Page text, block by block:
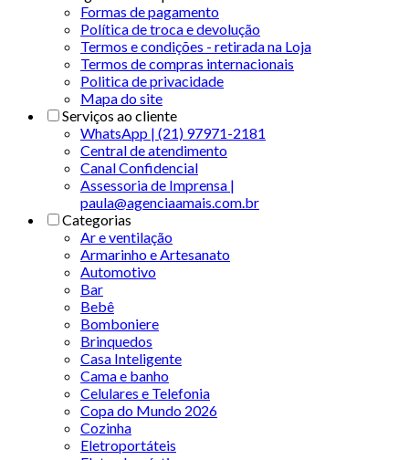
Formas de pagamento
Política de troca e devolução
Termos e condições - retirada na Loja
Termos de compras internacionais
Politica de privacidade
Mapa do site
Serviços ao cliente
WhatsApp | (21) 97971-2181
Central de atendimento
Canal Confidencial
Assessoria de Imprensa |
paula@agenciaamais.com.br
Categorias
Ar e ventilação
Armarinho e Artesanato
Automotivo
Bar
Bebê
Bomboniere
Brinquedos
Casa Inteligente
Cama e banho
Celulares e Telefonia
Copa do Mundo 2026
Cozinha
Eletroportáteis